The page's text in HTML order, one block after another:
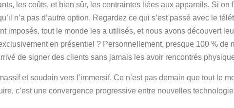
les coûts, et bien sûr, les contraintes liées aux appareils. Si on
n’a pas d’autre option. Regardez ce qui s’est passé avec le
imposés, tout le monde les a utilisés, et nous avons découvert
en présentiel ? Personnellement, presque 100 % de
de signer des clients sans jamais les avoir rencontrés
et soudain vers l’immersif. Ce n’est pas demain que tout le
c’est une convergence progressive entre nouvelles